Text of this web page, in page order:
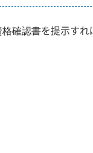
確認書を提示すれ